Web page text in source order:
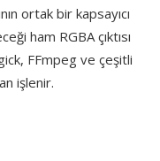
ortak bir kapsayıcı
ham RGBA çıktısı
FFmpeg ve çeşitli
işlenir.